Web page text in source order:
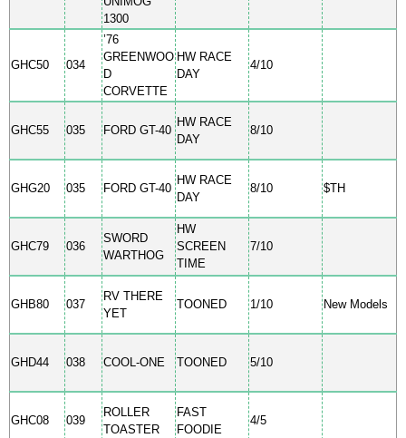
1300
GHC50 034
’76
GREENWOO
D
CORVETTE
HW RACE
DAY
4/10
GHC55 035 FORD GT-40
HW RACE
DAY
8/10
GHG20 035 FORD GT-40
HW RACE
DAY
8/10 $TH
GHC79 036
SWORD
WARTHOG
HW
SCREEN
TIME
7/10
GHB80 037
RV THERE
YET
TOONED 1/10 New Models
GHD44 038 COOL-ONE TOONED 5/10
GHC08 039
ROLLER
TOASTER
FAST
FOODIE
4/5